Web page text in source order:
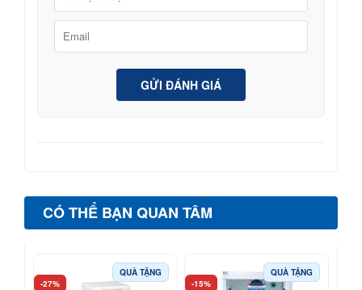
GỬI ĐÁNH GIÁ
CÓ THỂ BẠN QUAN TÂM
-27%
QUÀ TẶNG
-15%
QUÀ TẶNG